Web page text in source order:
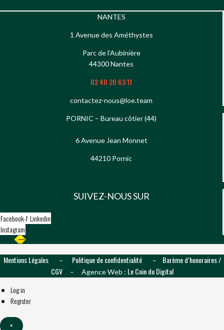
NANTES
1 Avenue des Améthystes
Parc de l’Aubinière
44300 Nantes
02 40 20 63 11
contactez-nous@loe.team
PORNIC – Bureau côtier (44)
6 Avenue Jean Monnet
44210 Pornic
SUIVEZ-NOUS SUR
Facebook-f Linkedin
Instagram
Mentions Légales– Politique de confidentialité– Barème d’honoraires /
CGV– Agence Web : Le Coin du Digital
Log in
Register
×